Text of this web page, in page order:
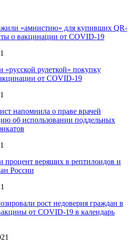
«амнистию» для купивших QR-
о вакцинации от COVID-19
«русской рулеткой» покупку
от COVID-19
напомнила о праве врачей
об использовании поддельных
процент верящих в рептилоидов и
России
рост недоверия граждан в
от COVID-19 в календарь